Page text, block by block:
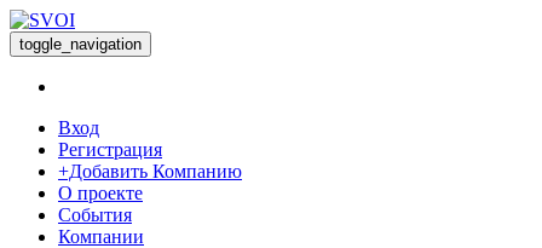
toggle_navigation
Вход
Регистрация
+Добавить Компанию
О проекте
События
Компании